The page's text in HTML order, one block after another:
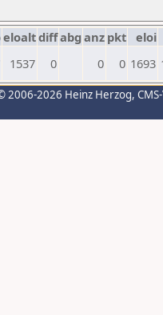
eloaltdiffabg anz pkt eloi
1537 0 0 0 1693
2006-2026 Heinz Herzog,